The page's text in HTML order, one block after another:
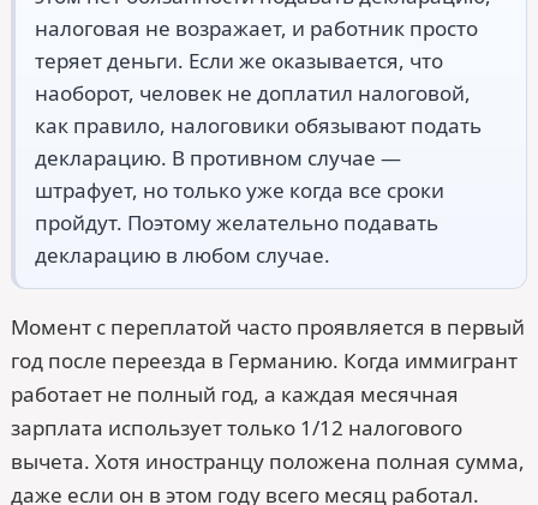
налоговая не возражает, и работник просто
теряет деньги. Если же оказывается, что
наоборот, человек не доплатил налоговой,
как правило, налоговики обязывают подать
декларацию. В противном случае —
штрафует, но только уже когда все сроки
пройдут. Поэтому желательно подавать
декларацию в любом случае.
Момент с переплатой часто проявляется в первый
год после переезда в Германию. Когда иммигрант
работает не полный год, а каждая месячная
зарплата использует только 1/12 налогового
вычета. Хотя иностранцу положена полная сумма,
даже если он в этом году всего месяц работал.